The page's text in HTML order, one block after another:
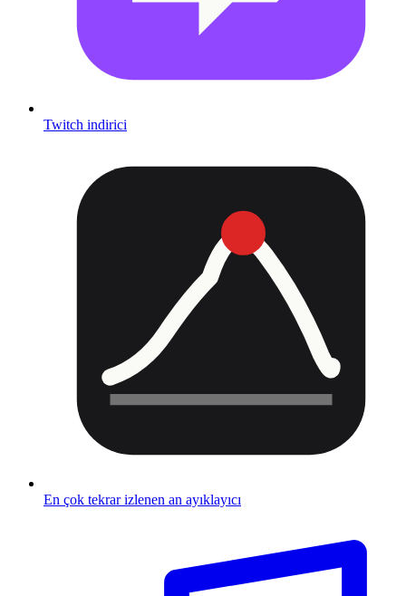
Twitch indirici
En çok tekrar izlenen an ayıklayıcı